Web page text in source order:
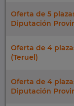
Oferta de 5
Diputación
Oferta de 4
(Teruel)
Oferta de 4
Diputación